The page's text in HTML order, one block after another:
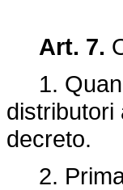
Art. 7.
1.
distributori
decreto.
2. Prima